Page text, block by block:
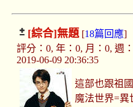
[綜合]無題[18篇回應]
評分：0, 年：0, 月：0, 週
2019-06-09 20:36:35
這部也跟祖
魔法世界=異